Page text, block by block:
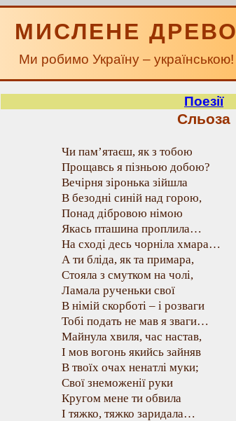
МИСЛЕНЕ ДРЕВО
Ми робимо Україну – українською!
Поезії
Сльоза
Чи пам’ятаєш, як з тобою
Прощавсь я пізньою добою?
Вечірня зіронька зійшла
В безодні синій над горою,
Понад дібровою німою
Якась пташина проплила…
На сході десь чорніла хмара…
А ти бліда, як та примара,
Стояла з смутком на чолі,
Ламала рученьки свої
В німій скорботі – і розваги
Тобі подать не мав я зваги…
Майнула хвиля, час настав,
І мов вогонь якийсь зайняв
В твоїх очах ненатлі муки;
Свої знеможенії руки
Кругом мене ти обвила
І тяжко, тяжко заридала…